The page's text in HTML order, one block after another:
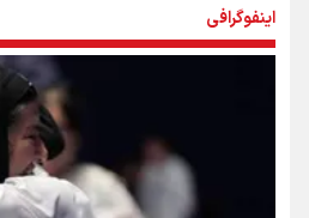
بنزین؛ تدبیری برای حفظ
«هورامان»؛ میراثی که
اینفوگرافی